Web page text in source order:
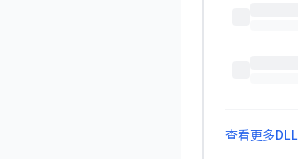
查看更多DLL